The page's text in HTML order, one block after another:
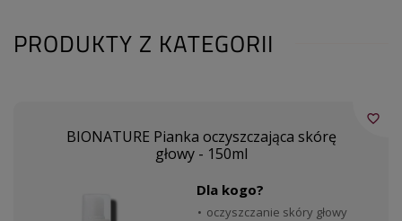
PRODUKTY Z KATEGORII
BIONATURE Pianka oczyszczająca skórę
głowy - 150ml
Dla kogo?
oczyszczanie skóry głowy
favorite_border